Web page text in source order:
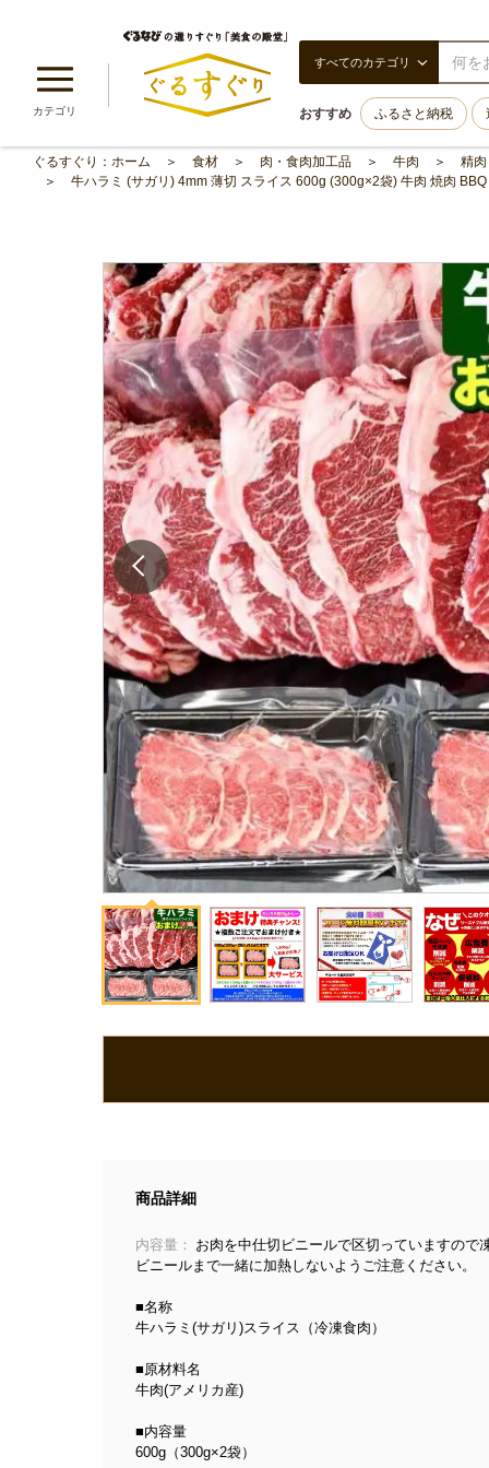
カテゴリ
すべてのカテゴリ
おすすめ ふるさと納税
ぐるすぐり：ホーム 食材 肉・食肉加工品 牛肉
精肉
牛ハラミ (サガリ) 4mm 薄切 スライス 600g (300g×2袋) 牛肉 焼肉
商品詳細
内容量：
お肉を中仕切ビニールで区切っていますので
ビニールまで一緒に加熱しないようご注意ください。
■名称
牛ハラミ(サガリ)スライス（冷凍食肉）
■原材料名
牛肉(アメリカ産)
■内容量
600g（300g×2袋）